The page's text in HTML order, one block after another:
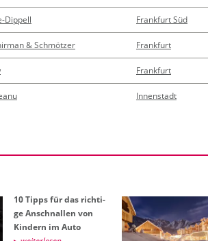
Dippell Frankfurt Süd
& Schmötzer Frankfurt
Frankfurt
Innenstadt
10 Tipps für das rich­ti­
ge An­schnal­len von
Kin­dern im Auto